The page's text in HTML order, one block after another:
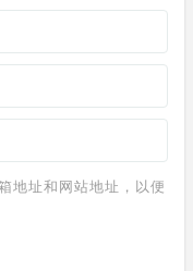
地址和网站地址，以便